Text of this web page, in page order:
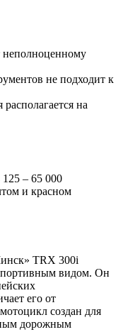
неполноценному
не подходит к
располагается на
– 65 000
и красном
TRX 300i
видом. Он
его от
создан для
дорожным